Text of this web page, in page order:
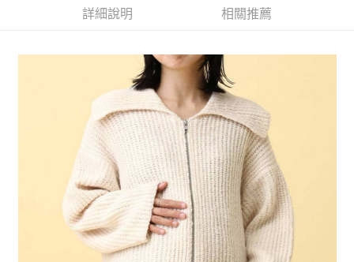
3.實際核准額度、可分期數及費用金額請依後續交易確認頁面所載為準。
4.訂單成立30分鐘內，如未前往確認交易或遇審核未通過，訂單將自動取
1.分期款項不併入電信帳單，「大哥付你分期」於每月結算日後寄送繳費提
2.透過簡訊連結打開帳單後，可選擇「超商條碼／台灣大直營門市／銀行轉
帳／街口支付／iPASS MONEY」等通路繳費。
1.本服務係由「台灣大哥大股份有限公司」（以下簡稱本公司）所提供，讓
用戶於交易時，得透過本服務購買商品或服務，並由商店將買賣／分期付款
買賣價金債權讓與本公司後，依約使用本公司帳單繳交帳款。
2.基於同意付款使用「大哥付你分期」之契約關係目的，商店將以您的個人
資料（包含姓名、電話或地址）提供予台灣大哥大進項蒐集、處理及利用，
由本公司與您本人進行分期帳單所需資料之確認、核對及更正。
3.完整用戶服務條款，請詳閱以下連結： https://oppay.tw/userRule
３．安心：先確認商品／服務後，再付款。
【「AFTEE先享後付」結帳流程】
１．於結帳方式選擇「AFTEE先享後付」後，將跳轉至「AFTEE先享後付」
結帳頁面，進行簡訊認證並確認金額後，即可完成結帳。
２．訂單成立數日內，您將收到繳費通知簡訊。
３．收到繳費通知簡訊後14天內，點擊此簡訊中的連結，可透過四大超商／
ATM／網路銀行／等多元方式進行付款，方視為交易完成。
※ 請注意：結帳手續完成當下不需立刻繳費，但若您需要取消訂單，請聯絡
購買商品的店家。未經商家同意取消之訂單仍視為有效，需透過AFTEE先享
後付繳納相關費用。
※ 交易是否成功請以「AFTEE先享後付 」之結帳頁面顯示為準，若有關於
是否繳費成功／繳費後需取消欲退款等相關疑問，請聯繫「AFTEE先享後付
客戶支援中心」https://netprotections.freshdesk.com/support/home
每筆NT$80，滿NT$1,500(含以上)免運費
每筆NT$80，滿NT$1,500(含以上)免運費
每筆NT$80，滿NT$1,500(含以上)免運費
付款後 7-11取貨
每筆NT$80，滿NT$1,500(含以上)免運費
每筆NT$80，滿NT$1,500(含以上)免運費
詳細說明 相關推薦